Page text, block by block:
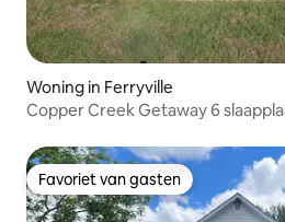
Woning in Ferryville
Copper Creek Getaway 6
Favoriet van gasten
Favoriet van gasten